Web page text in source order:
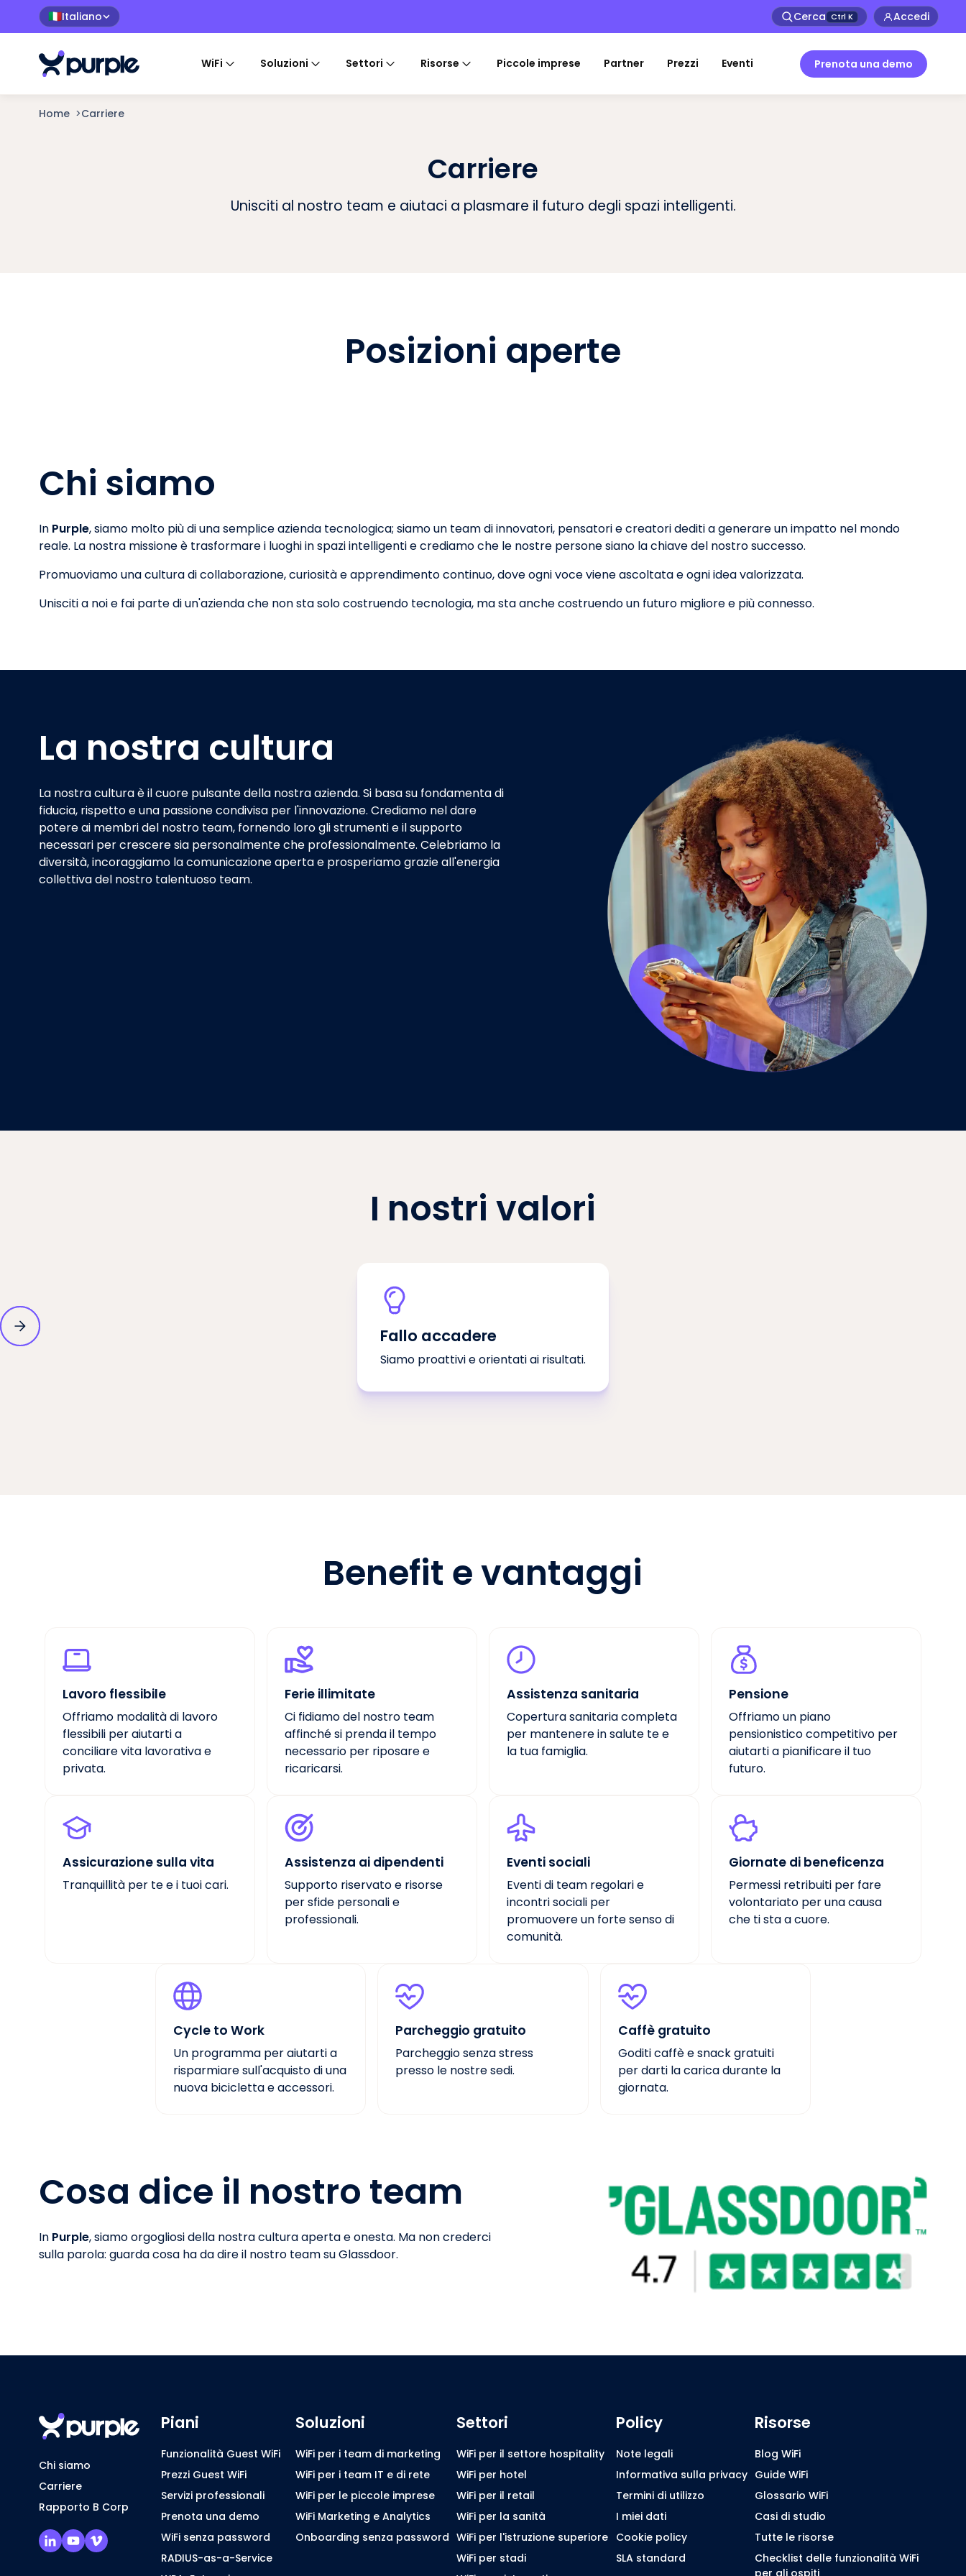
🇮🇹Italiano Cerca Ctrl K Accedi
WiFi Soluzioni Settori Risorse Piccole imprese Partner Prezzi Eventi Prenota una demo
Home >Carriere
Carriere
Unisciti al nostro team e aiutaci a plasmare il futuro degli spazi intelligenti.
Posizioni aperte
Chi siamo
In Purple, siamo molto più di una semplice azienda tecnologica; siamo un team di innovatori, pensatori e creatori dediti a generare un impatto nel mondo
reale. La nostra missione è trasformare i luoghi in spazi intelligenti e crediamo che le nostre persone siano la chiave del nostro successo.
Promuoviamo una cultura di collaborazione, curiosità e apprendimento continuo, dove ogni voce viene ascoltata e ogni idea valorizzata.
Unisciti a noi e fai parte di un'azienda che non sta solo costruendo tecnologia, ma sta anche costruendo un futuro migliore e più connesso.
La nostra cultura
La nostra cultura è il cuore pulsante della nostra azienda. Si basa su fondamenta di
fiducia, rispetto e una passione condivisa per l'innovazione. Crediamo nel dare
potere ai membri del nostro team, fornendo loro gli strumenti e il supporto
necessari per crescere sia personalmente che professionalmente. Celebriamo la
diversità, incoraggiamo la comunicazione aperta e prosperiamo grazie all'energia
collettiva del nostro talentuoso team.
I nostri valori
Fallo accadere
Siamo proattivi e orientati ai risultati.
Benefit e vantaggi
Lavoro flessibile
Offriamo modalità di lavoro
flessibili per aiutarti a
conciliare vita lavorativa e
privata.
Ferie illimitate
Ci fidiamo del nostro team
affinché si prenda il tempo
necessario per riposare e
ricaricarsi.
Assistenza sanitaria
Copertura sanitaria completa
per mantenere in salute te e
la tua famiglia.
Pensione
Offriamo un piano
pensionistico competitivo per
aiutarti a pianificare il tuo
futuro.
Assicurazione sulla vita
Tranquillità per te e i tuoi cari.
Assistenza ai dipendenti
Supporto riservato e risorse
per sfide personali e
professionali.
Eventi sociali
Eventi di team regolari e
incontri sociali per
promuovere un forte senso di
comunità.
Giornate di beneficenza
Permessi retribuiti per fare
volontariato per una causa
che ti sta a cuore.
Cycle to Work
Un programma per aiutarti a
risparmiare sull'acquisto di una
nuova bicicletta e accessori.
Parcheggio gratuito
Parcheggio senza stress
presso le nostre sedi.
Caffè gratuito
Goditi caffè e snack gratuiti
per darti la carica durante la
giornata.
Cosa dice il nostro team
In Purple, siamo orgogliosi della nostra cultura aperta e onesta. Ma non crederci
sulla parola: guarda cosa ha da dire il nostro team su Glassdoor.
Chi siamo
Carriere
Rapporto B Corp
Piani
Funzionalità Guest WiFi
Prezzi Guest WiFi
Servizi professionali
Prenota una demo
WiFi senza password
RADIUS-as-a-Service
Soluzioni
WiFi per i team di marketing
WiFi per i team IT e di rete
WiFi per le piccole imprese
WiFi Marketing e Analytics
Onboarding senza password
Settori
WiFi per il settore hospitality
WiFi per hotel
WiFi per il retail
WiFi per la sanità
WiFi per l'istruzione superiore
WiFi per stadi
Policy
Note legali
Informativa sulla privacy
Termini di utilizzo
I miei dati
Cookie policy
SLA standard
Risorse
Blog WiFi
Guide WiFi
Glossario WiFi
Casi di studio
Tutte le risorse
Checklist delle funzionalità WiFi